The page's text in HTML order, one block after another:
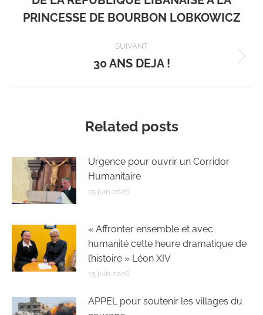
précédent
PRINCESSE DE BOURBON LOBKOWICZ
SUIVANT
Article
30 ANS DEJA !
Related posts
Urgence pour ouvrir un Corridor
Humanitaire
15 juin 2026
« Affronter ensemble et avec
humanité cette heure dramatique de
l’histoire » Léon XIV
15 juin 2026
APPEL pour soutenir les villages du